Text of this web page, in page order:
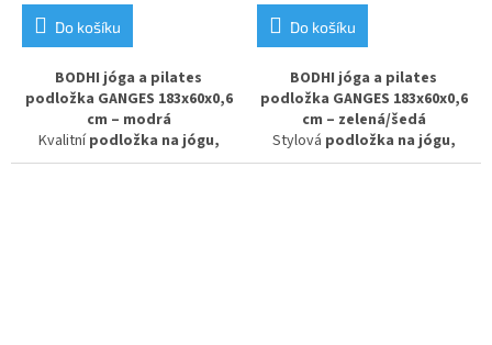
Do košíku
BODHI jóga a pilates
podložka GANGES 183x60x0,6
cm – modrá
Kvalitnípodložka na jógu,
pilates a gymnastikus
Do košíku
BODHI jóga a pilates
podložka GANGES 183x60x0,6
cm – zelená/šedá
Stylová podložka na jógu,
pilates a gymnastikus